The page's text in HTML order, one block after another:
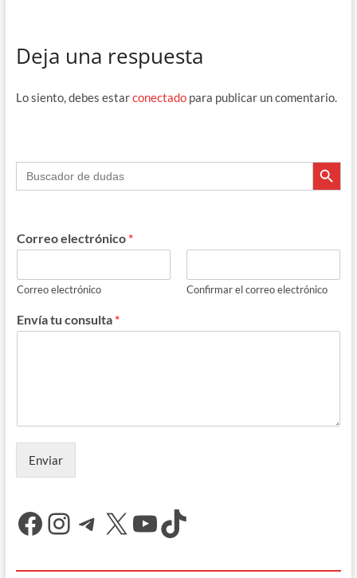
b
o
gr
m
ds
p
ti
Deja una respuesta
Lo siento, debes estarconectadopara publicar un comentario.
Buscar: Botón de
Correo electrónico *
Correo electrónico Confirmar el correo electrónico
Envía tu consulta *
Enviar
Facebook
Instagram
Telegram
X YouTube
TikTok